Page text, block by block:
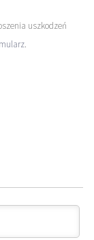
uszkodzeń
.